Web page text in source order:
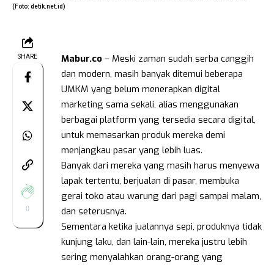
(Foto: detik.net.id)
SHARE
0
Mabur.co – Meski zaman sudah serba canggih
dan modern, masih banyak ditemui beberapa
UMKM yang belum menerapkan digital
marketing sama sekali, alias menggunakan
berbagai platform yang tersedia secara digital,
untuk memasarkan produk mereka demi
menjangkau pasar yang lebih luas.
Banyak dari mereka yang masih harus menyewa
lapak tertentu, berjualan di pasar, membuka
gerai toko atau warung dari pagi sampai malam,
dan seterusnya.
Sementara ketika jualannya sepi, produknya tidak
kunjung laku, dan lain-lain, mereka justru lebih
sering menyalahkan orang-orang yang